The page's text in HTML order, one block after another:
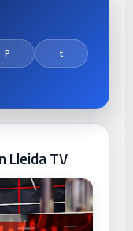
Lleida TV